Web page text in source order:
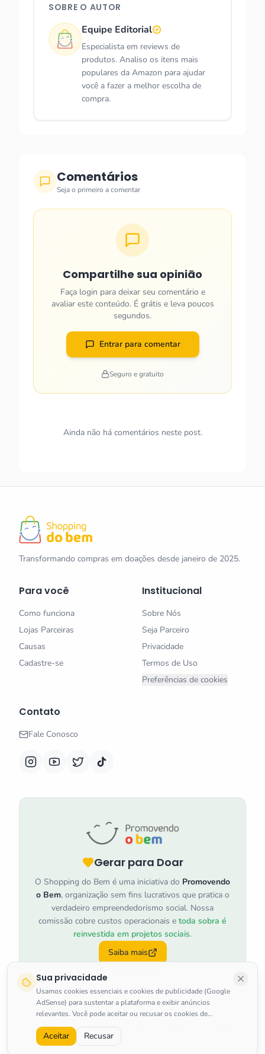
Sua privacidade
Usamos cookies essenciais e cookies de publicidade (Google
AdSense) para sustentar a plataforma e exibir anúncios
relevantes. Você pode aceitar ou recusar os cookies de
marketing a qualquer momento.
Aceitar Recusar
SOBRE O AUTOR
Equipe Editorial
Especialista em reviews de
produtos. Analiso os itens mais
populares da Amazon para ajudar
você a fazer a melhor escolha de
compra.
Comentários
Seja o primeiro a comentar
Compartilhe sua opinião
Faça login para deixar seu comentário e
avaliar este conteúdo. É grátis e leva poucos
segundos.
Entrar para comentar
Seguro e gratuito
Ainda não há comentários neste post.
Transformando compras em doações desde janeiro de 2025.
Para você
Como funciona
Lojas Parceiras
Causas
Cadastre-se
Institucional
Sobre Nós
Seja Parceiro
Privacidade
Termos de Uso
Preferências de cookies
Contato
Fale Conosco
Gerar para Doar
O Shopping do Bem é uma iniciativa do Promovendo
o Bem, organização sem fins lucrativos que pratica o
verdadeiro empreendedorismo social. Nossa
comissão cobre custos operacionais e toda sobra é
reinvestida em projetos sociais.
Saiba mais
©2026 Shopping do Bem